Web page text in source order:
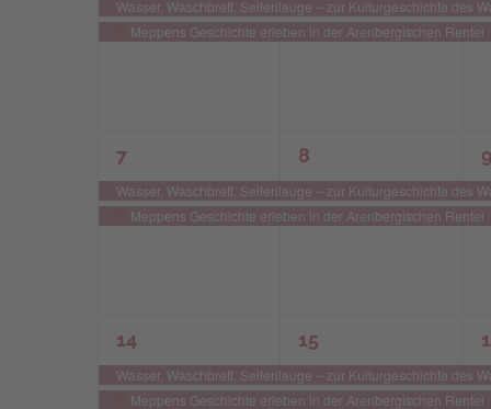
Wasser, Waschbrett, Seifenlauge – zur Kulturgeschichte des
Hervorgehoben
Meppens Geschichte erleben in der Arenbergischen Rentei
2
Veranstaltungen,
7
Wasser, Waschbrett, Seifenlauge – zur Kulturgeschichte des
Hervorgehoben
Meppens Geschichte erleben in der Arenbergischen Rentei
2
Veranstaltungen,
8
2
9
2
Veranstaltungen,
14
Wasser, Waschbrett, Seifenlauge – zur Kulturgeschichte des
Meppens Geschichte erleben in der Arenbergischen Rentei
2
Veranstaltungen,
15
3